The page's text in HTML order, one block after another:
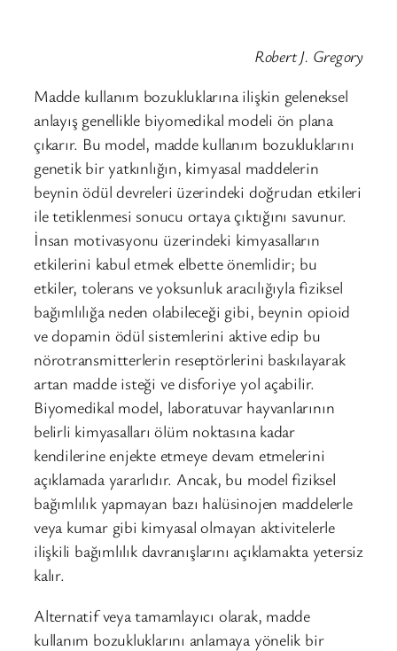
Robert J. Gregory
Madde kullanım bozukluklarına ilişkin geleneksel
anlayış genellikle biyomedikal modeli ön plana
çıkarır. Bu model, madde kullanım bozukluklarını
genetik bir yatkınlığın, kimyasal maddelerin
beynin ödül devreleri üzerindeki doğrudan etkileri
ile tetiklenmesi sonucu ortaya çıktığını savunur.
İnsan motivasyonu üzerindeki kimyasalların
etkilerini kabul etmek elbette önemlidir; bu
etkiler, tolerans ve yoksunluk aracılığıyla fiziksel
bağımlılığa neden olabileceği gibi, beynin opioid
ve dopamin ödül sistemlerini aktive edip bu
nörotransmitterlerin reseptörlerini baskılayarak
artan madde isteği ve disforiye yol açabilir.
Biyomedikal model, laboratuvar hayvanlarının
belirli kimyasalları ölüm noktasına kadar
kendilerine enjekte etmeye devam etmelerini
açıklamada yararlıdır. Ancak, bu model fiziksel
bağımlılık yapmayan bazı halüsinojen maddelerle
veya kumar gibi kimyasal olmayan aktivitelerle
ilişkili bağımlılık davranışlarını açıklamakta yetersiz
kalır.
Alternatif veya tamamlayıcı olarak, madde
kullanım bozukluklarını anlamaya yönelik bir